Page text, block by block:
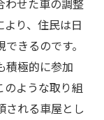
わせた車の調整
り、住民は日
きるのです。
積極的に参加
のような取り組
される車屋とし